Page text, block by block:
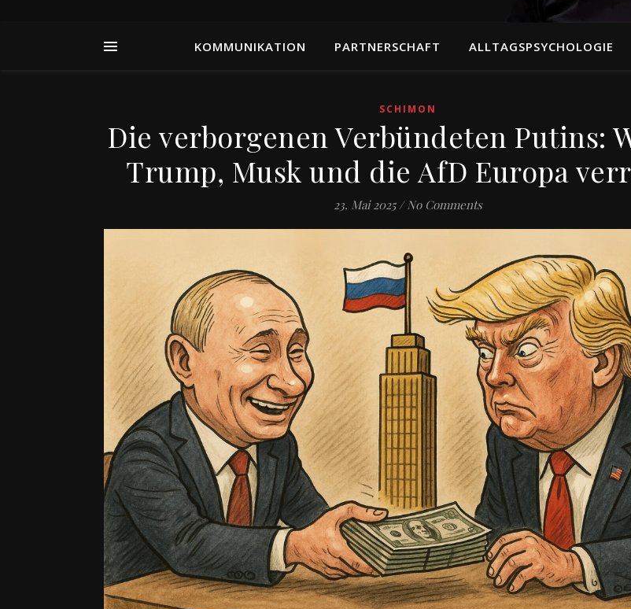
KOMMUNIKATION PARTNERSCHAFT ALLTAGSPSYCHOLOGIE
SCHIMON
Die verborgenen Verbündeten Putins:
Trump, Musk und die AfD Europa
23. Mai 2025 / No Comments